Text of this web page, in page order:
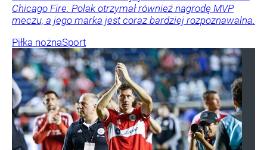
Chicago Fire. Polak otrzymał również nagrodę MVP
meczu, a jego marka jest coraz bardziej rozpoznawalna.
Piłka nożnaSport